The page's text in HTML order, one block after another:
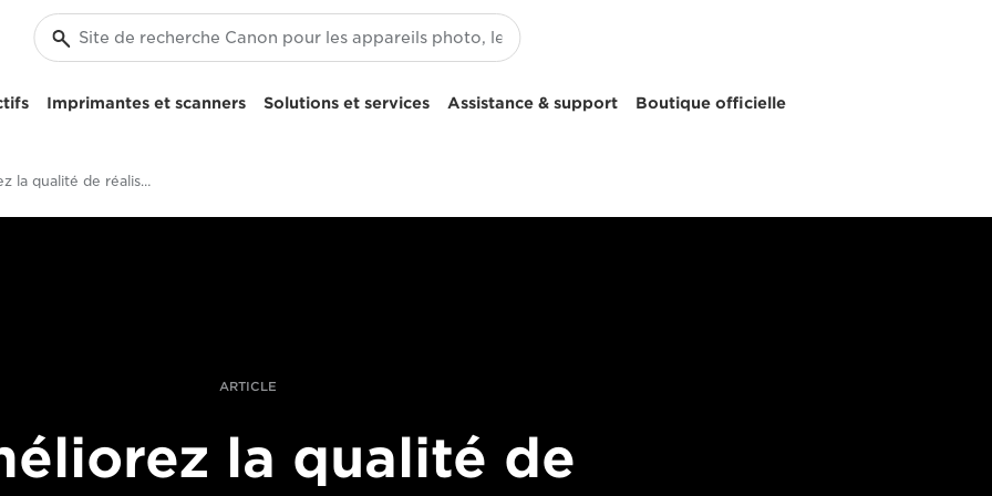
Imprimantes et scanners Solutions et services Assistance & support Boutique officielle
Améliorez la qualité de réalisation de vos films avec le XF705
ARTICLE
la qualité de